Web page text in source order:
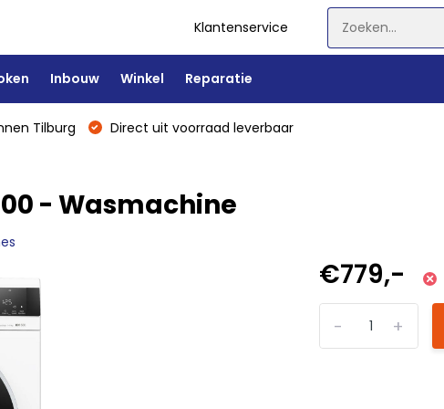
Klantenservice
Inbouw Winkel Reparatie
Tilburg
Direct uit voorraad leverbaar
- Wasmachine
€779,-
+
-